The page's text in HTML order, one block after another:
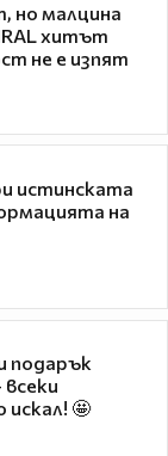
но малцина
хитът
не е изпят
истинската
на
подарък
🤩